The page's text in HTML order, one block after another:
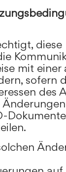
diese
mit einer
sofern
des